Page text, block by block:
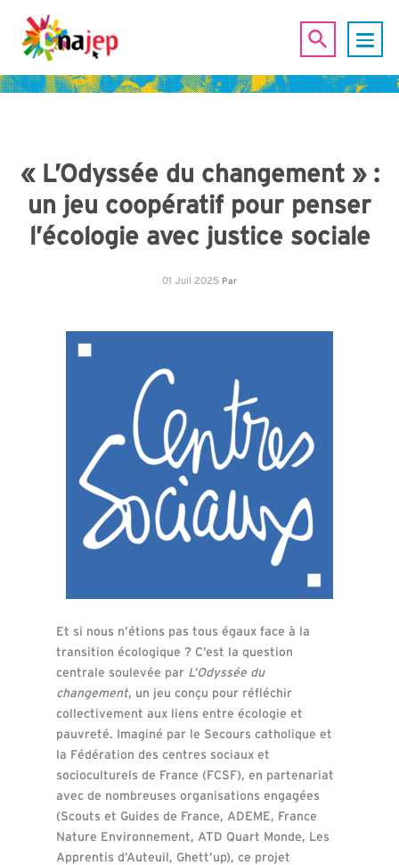
« L’Odyssée du changement » :
un jeu coopératif pour penser
l’écologie avec justice sociale
01 Juil 2025 Par
Et si nous n’étions pas tous égaux face à la
transition écologique ? C’est la question
centrale soulevée par L’Odyssée du
changement, un jeu conçu pour réfléchir
collectivement aux liens entre écologie et
pauvreté. Imaginé par le Secours catholique et
la Fédération des centres sociaux et
socioculturels de France (FCSF), en partenariat
avec de nombreuses organisations engagées
(Scouts et Guides de France, ADEME, France
Nature Environnement, ATD Quart Monde, Les
Apprentis d’Auteuil, Ghett’up), ce projet